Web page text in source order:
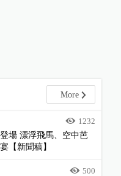
More
1232
場 漂浮飛馬、空中芭
【新聞稿】
500